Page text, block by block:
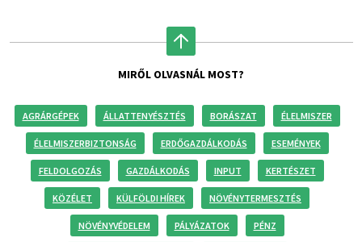
MIRŐL OLVASNÁL MOST?
AGRÁRGÉPEK ÁLLATTENYÉSZTÉS BORÁSZAT ÉLELMISZER
ÉLELMISZERBIZTONSÁG ERDŐGAZDÁLKODÁS ESEMÉNYEK
FELDOLGOZÁS GAZDÁLKODÁS INPUT KERTÉSZET
KÖZÉLET KÜLFÖLDI HÍREK NÖVÉNYTERMESZTÉS
NÖVÉNYVÉDELEM PÁLYÁZATOK PÉNZ